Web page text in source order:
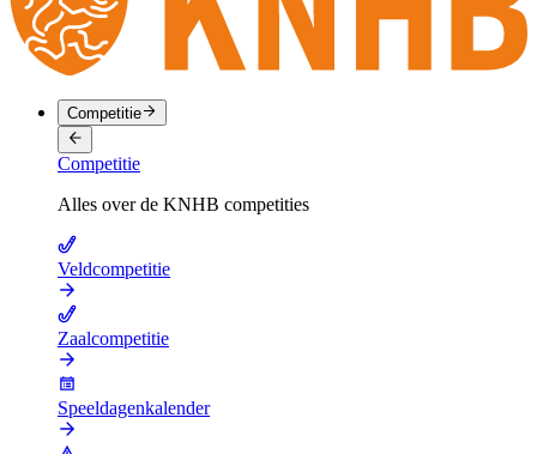
Competitie
Competitie
Alles over de KNHB competities
Veldcompetitie
Zaalcompetitie
Speeldagenkalender